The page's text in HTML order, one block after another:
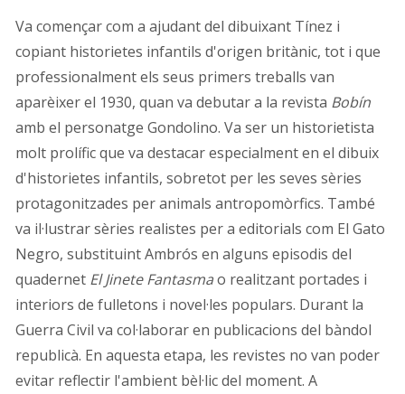
Va començar com a ajudant del dibuixant Tínez i
copiant historietes infantils d'origen britànic, tot i que
professionalment els seus primers treballs van
aparèixer el 1930, quan va debutar a la revista Bobín
amb el personatge Gondolino. Va ser un historietista
molt prolífic que va destacar especialment en el dibuix
d'historietes infantils, sobretot per les seves sèries
protagonitzades per animals antropomòrfics. També
va il·lustrar sèries realistes per a editorials com El Gato
Negro, substituint Ambrós en alguns episodis del
quadernet El Jinete Fantasmao realitzant portades i
interiors de fulletons i novel·les populars. Durant la
Guerra Civil va col·laborar en publicacions del bàndol
republicà. En aquesta etapa, les revistes no van poder
evitar reflectir l'ambient bèl·lic del moment. A